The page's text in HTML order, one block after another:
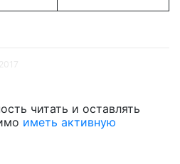
читать и оставлять
иметь активную